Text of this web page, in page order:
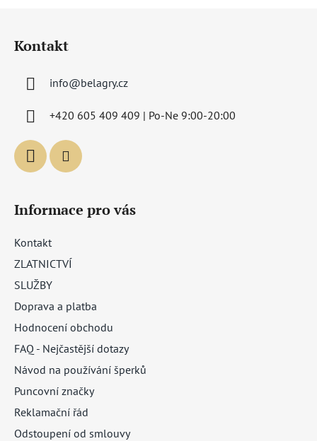
Kontakt
info@belagry.cz
+420 605 409 409 | Po-Ne 9:00-20:00
Informace pro vás
Kontakt
ZLATNICTVÍ
SLUŽBY
Doprava a platba
Hodnocení obchodu
FAQ - Nejčastější dotazy
Návod na používání šperků
Puncovní značky
Reklamační řád
Odstoupení od smlouvy